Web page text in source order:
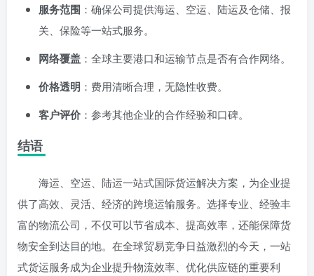
服务范围 ：确保公司提供海运、空运、陆运及仓储、报
关、保险等一站式服务。
网络覆盖 ：全球主要港口和运输节点是否有合作网络。
价格透明 ：费用清晰合理，无隐性收费。
客户评价 ：参考其他企业的合作经验和口碑。
结语
海运、空运、陆运一站式国际货运解决方案，为企业提
供了高效、灵活、经济的跨境运输服务。选择专业、经验丰
富的物流公司，不仅可以节省成本、提高效率，还能保障货
物安全到达目的地。在全球贸易竞争日益激烈的今天，一站
式货运服务成为企业提升物流效率、优化供应链的重要利